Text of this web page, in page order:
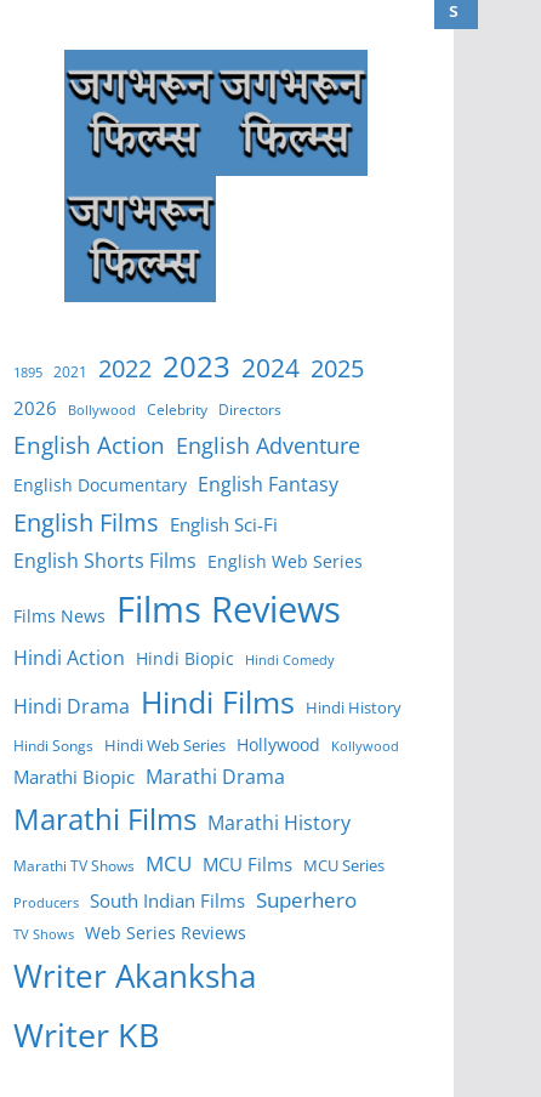
s
1895 2021 2022 2023 2024 2025
2026 Bollywood Celebrity Directors
English Action English Adventure
English Documentary English Fantasy
English Films English Sci-Fi
English Shorts Films English Web Series
Films News Films Reviews
Hindi Action Hindi Biopic Hindi Comedy
Hindi Drama Hindi Films Hindi History
Hindi Songs Hindi Web Series Hollywood Kollywood
Marathi Biopic Marathi Drama
Marathi Films Marathi History
Marathi TV Shows MCU MCU Films MCU Series
Producers South Indian Films Superhero
TV Shows Web Series Reviews
Writer Akanksha
Writer KB